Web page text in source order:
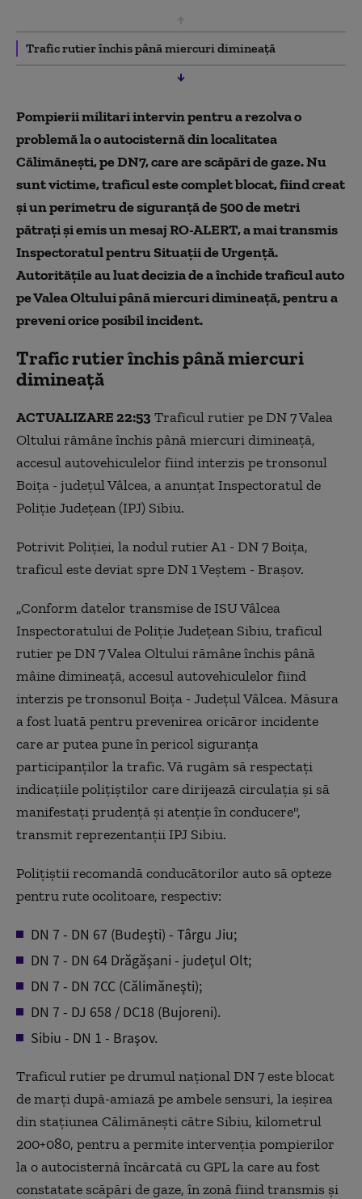
Trafic rutier închis până miercuri dimineață
Pompierii militari intervin pentru a rezolva o
problemă la o autocisternă din localitatea
Călimănești, pe DN7, care are scăpări de gaze. Nu
sunt victime, traficul este complet blocat, fiind creat
și un perimetru de siguranță de 500 de metri
pătrați și emis un mesaj RO-ALERT, a mai transmis
Inspectoratul pentru Situații de Urgență.
Autoritățile au luat decizia de a închide traficul auto
pe Valea Oltului până miercuri dimineață, pentru a
preveni orice posibil incident.
Trafic rutier închis până miercuri
dimineață
ACTUALIZARE 22:53 Traficul rutier pe DN 7 Valea
Oltului rămâne închis până miercuri dimineaţă,
accesul autovehiculelor fiind interzis pe tronsonul
Boiţa - judeţul Vâlcea, a anunţat Inspectoratul de
Poliţie Judeţean (IPJ) Sibiu.
Potrivit Poliţiei, la nodul rutier A1 - DN 7 Boiţa,
traficul este deviat spre DN 1 Veştem - Braşov.
„Conform datelor transmise de ISU Vâlcea
Inspectoratului de Poliţie Judeţean Sibiu, traficul
rutier pe DN 7 Valea Oltului rămâne închis până
mâine dimineaţă, accesul autovehiculelor fiind
interzis pe tronsonul Boiţa - Judeţul Vâlcea. Măsura
a fost luată pentru prevenirea oricăror incidente
care ar putea pune în pericol siguranţa
participanţilor la trafic. Vă rugăm să respectaţi
indicaţiile poliţiştilor care dirijează circulaţia şi să
manifestaţi prudenţă şi atenţie în conducere",
transmit reprezentanţii IPJ Sibiu.
Poliţiştii recomandă conducătorilor auto să opteze
pentru rute ocolitoare, respectiv:
DN 7 - DN 67 (Budeşti) - Târgu Jiu;
DN 7 - DN 64 Drăgăşani - judeţul Olt;
DN 7 - DN 7CC (Călimăneşti);
DN 7 - DJ 658 / DC18 (Bujoreni).
Sibiu - DN 1 - Braşov.
Traficul rutier pe drumul naţional DN 7 este blocat
de marţi după-amiază pe ambele sensuri, la ieşirea
din staţiunea Călimăneşti către Sibiu, kilometrul
200+080, pentru a permite intervenţia pompierilor
la o autocisternă încărcată cu GPL la care au fost
constatate scăpări de gaze, în zonă fiind transmis şi